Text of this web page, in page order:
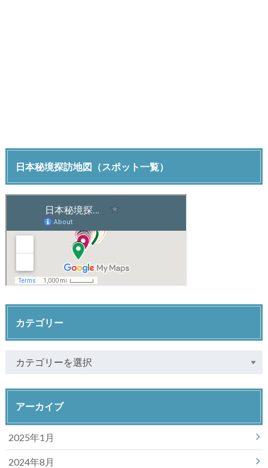
日本秘境探訪地図（スポット一覧）
カテゴリー
アーカイブ
2025年1月
2024年8月